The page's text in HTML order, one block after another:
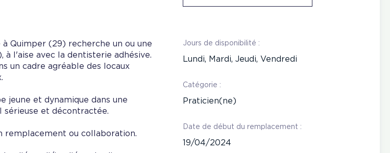
Quimper (29) recherche un ou une
à l'aise avec la dentisterie adhésive.
un cadre agréable des locaux
jeune et dynamique dans une
sérieuse et décontractée.
remplacement ou collaboration.
Jours de disponibilité :
Lundi, Mardi, Jeudi, Vendredi
Catégorie :
Praticien(ne)
Date de début du remplacement :
19/04/2024